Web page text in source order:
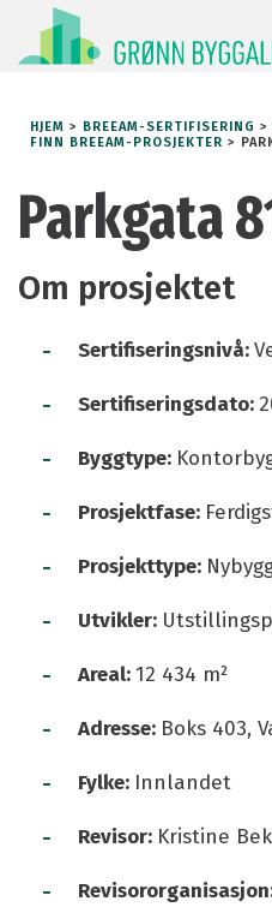
HJEM > BREEAM-SERTIFISERING >
FINN BREEAM-PROSJEKTER >
Parkgata
Om prosjektet
- Sertifiseringsnivå:
- Sertifiseringsdato:
- Byggtype:
- Prosjektfase:
- Prosjekttype:
- Utvikler:
- Areal:12 434 m²
- Adresse: Boks 403,
- Fylke: Innlandet
- Revisor: Kristine
-